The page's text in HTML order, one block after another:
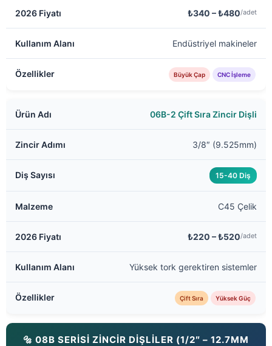
₺340 – ₺480/adet
Endüstriyel makineler
Büyük Çap CNC İşleme
06B-2 Çift Sıra Zincir Dişli
3/8″ (9.525mm)
15-40 Diş
C45 Çelik
₺220 – ₺520/adet
Yüksek tork gerektiren sistemler
Çift Sıra Yüksek Güç
🔩 08B SERİSİ ZİNCİR DİŞLİLER (1/2″ – 12.7MM